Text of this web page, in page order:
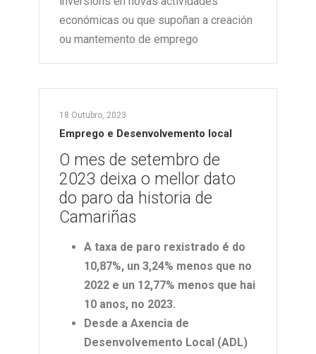
económicas ou que supoñan a creación
ou mantemento de emprego
18 Outubro, 2023
Emprego e Desenvolvemento local
O mes de setembro de
2023 deixa o mellor dato
do paro da historia de
Camariñas
A taxa de paro rexistrado é do
10,87%, un 3,24% menos que no
2022 e un 12,77% menos que hai
10 anos, no 2023.
Desde a Axencia de
Desenvolvemento Local (ADL)